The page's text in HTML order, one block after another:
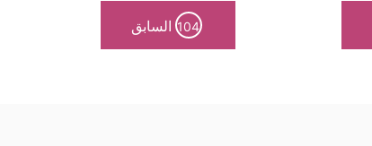
104 السابق